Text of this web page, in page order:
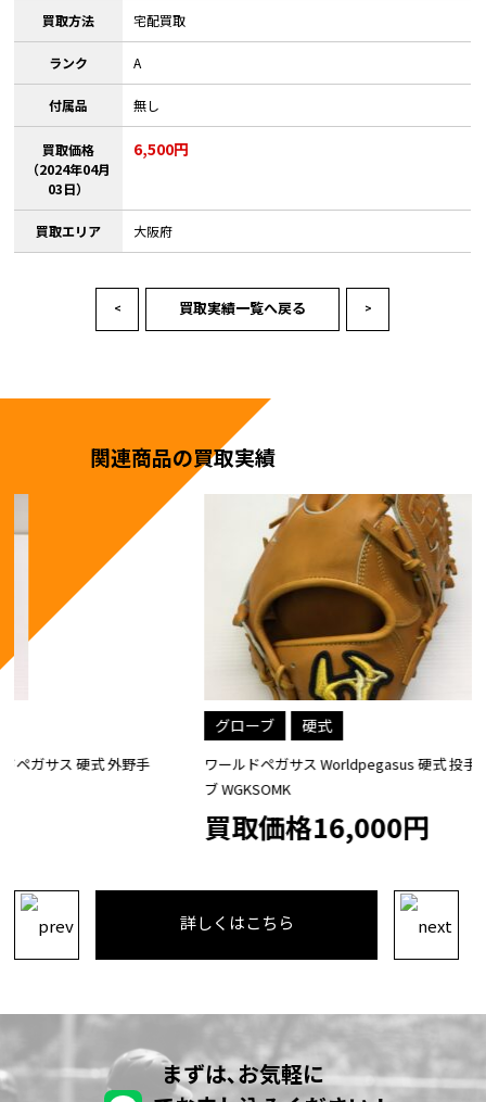
買取方法 宅配買取
ランク A
付属品 無し
買取価格
（2024年04月
03日）
6,500円
買取エリア 大阪府
< 買取実績一覧へ戻る >
関連商品の買取実績
ワールドペガサス Worldpegasus 硬式 投手・内野手兼用 グロー
買取価格16,000円
詳しくはこちら
まずは､お気軽に